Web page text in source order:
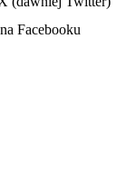
Facebooku